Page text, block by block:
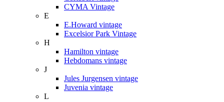
CYMA Vintage
E
E.Howard vintage
Excelsior Park Vintage
H
Hamilton vintage
Hebdomans vintage
J
Jules Jurgensen vintage
Juvenia vintage
L